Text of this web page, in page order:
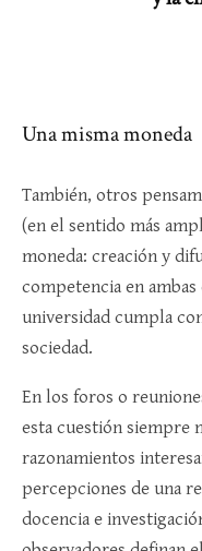
Una misma moneda
También, otros
(en el sentido más
moneda: creación y
competencia en ambas
universidad cumpla
sociedad.
En los foros o
esta cuestión siempre
razonamientos
percepciones de una
docencia e